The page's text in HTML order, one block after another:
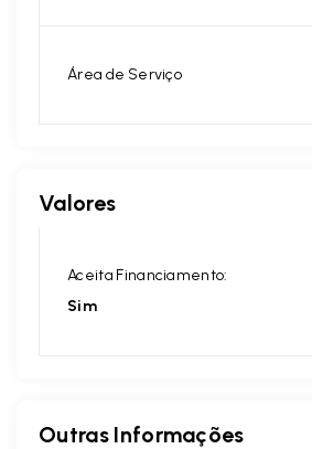
Área de Serviço
Valores
Aceita Financiamento:
Sim
Outras Informações